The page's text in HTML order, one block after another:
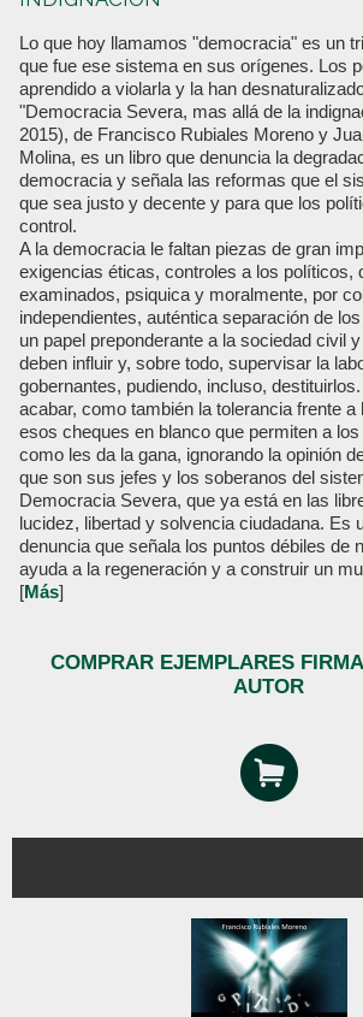
Lo que hoy llamamos "democracia" es un
que fue ese sistema en sus orígenes. Los
aprendido a violarla y la han
"Democracia Severa, mas allá de la
2015), de Francisco Rubiales Moreno y
Molina, es un libro que denuncia la
democracia y señala las reformas que el
que sea justo y decente y para que los
control.
A la democracia le faltan piezas de gran
exigencias éticas, controles a los políticos,
examinados, psiquica y moralmente, por
independientes, auténtica separación de
un papel preponderante a la sociedad civil
deben influir y, sobre todo, supervisar la
gobernantes, pudiendo, incluso,
acabar, como también la tolerancia frente a
esos cheques en blanco que permiten a
como les da la gana, ignorando la opinión
que son sus jefes y los soberanos del
Democracia Severa, que ya está en las
lucidez, libertad y solvencia ciudadana. Es
denuncia que señala los puntos débiles de
ayuda a la regeneración y a construir un
[Más]
COMPRAR EJEMPLARES
AUTOR